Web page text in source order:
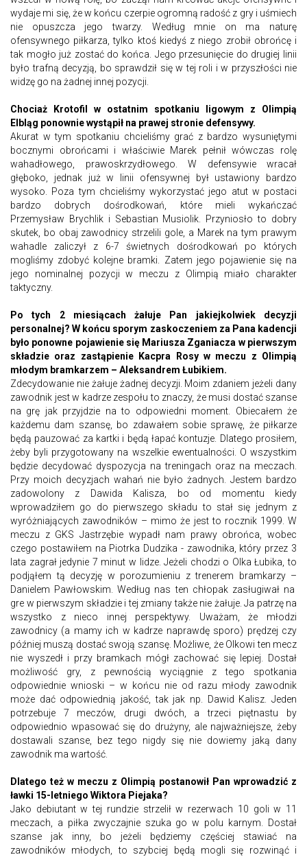
wydaje mi się, że w końcu czerpie ogromną radość z gry i uśmiech
nie opuszcza jego twarzy. Według mnie on ma naturę
ofensywnego piłkarza, tylko ktoś kiedyś z niego zrobił obrońcę i
tak mogło już zostać do końca. Jego przesunięcie do drugiej linii
było trafną decyzją, bo sprawdził się w tej roli i w przyszłości nie
widzę go na żadnej innej pozycji.
Chociaż Krotofil w ostatnim spotkaniu ligowym z Olimpią
Elbląg ponownie wystąpił na prawej stronie defensywy.
Akurat w tym spotkaniu chcieliśmy grać z bardzo wysuniętymi
bocznymi obrońcami i właściwie Marek pełnił wówczas rolę
wahadłowego, prawoskrzydłowego. W defensywie wracał
głęboko, jednak już w linii ofensywnej był ustawiony bardzo
wysoko. Poza tym chcieliśmy wykorzystać jego atut w postaci
bardzo dobrych dośrodkowań, które mieli wykańczać
Przemysław Brychlik i Sebastian Musiolik. Przyniosło to dobry
skutek, bo obaj zawodnicy strzelili gole, a Marek na tym prawym
wahadle zaliczył z 6-7 świetnych dośrodkowań po których
mogliśmy zdobyć kolejne bramki. Zatem jego pojawienie się na
jego nominalnej pozycji w meczu z Olimpią miało charakter
taktyczny.
Po tych 2 miesiącach żałuje Pan jakiejkolwiek decyzji
personalnej? W końcu sporym zaskoczeniem za Pana kadencji
było ponowne pojawienie się Mariusza Zganiacza w pierwszym
składzie oraz zastąpienie Kacpra Rosy w meczu z Olimpią
młodym bramkarzem – Aleksandrem Łubikiem.
Zdecydowanie nie żałuje żadnej decyzji. Moim zdaniem jeżeli dany
zawodnik jest w kadrze zespołu to znaczy, że musi dostać szanse
na grę jak przyjdzie na to odpowiedni moment. Obiecałem że
każdemu dam szansę, bo zdawałem sobie sprawę, że piłkarze
będą pauzować za kartki i będą łapać kontuzje. Dlatego prosiłem,
żeby byli przygotowany na wszelkie ewentualności. O wszystkim
będzie decydować dyspozycja na treningach oraz na meczach.
Przy moich decyzjach wahań nie było żadnych. Jestem bardzo
zadowolony z Dawida Kalisza, bo od momentu kiedy
wprowadziłem go do pierwszego składu to stał się jednym z
wyróżniających zawodników – mimo że jest to rocznik 1999. W
meczu z GKS Jastrzębie wypadł nam prawy obrońca, wobec
czego postawiłem na Piotrka Dudzika - zawodnika, który przez 3
lata zagrał jedynie 7 minut w lidze. Jeżeli chodzi o Olka Łubika, to
podjąłem tą decyzję w porozumieniu z trenerem bramkarzy –
Danielem Pawłowskim. Według nas ten chłopak zasługiwał na
gre w pierwszym składzie i tej zmiany także nie żałuje. Ja patrzę na
wszystko z nieco innej perspektywy. Uważam, że młodzi
zawodnicy (a mamy ich w kadrze naprawdę sporo) prędzej czy
później muszą dostać swoją szansę. Możliwe, że Olkowi ten mecz
nie wyszedł i przy bramkach mógł zachować się lepiej. Dostał
możliwość gry, z pewnością wyciągnie z tego spotkania
odpowiednie wnioski – w końcu nie od razu młody zawodnik
może dać odpowiednią jakość, tak jak np. Dawid Kalisz. Jeden
potrzebuje 7 meczów, drugi dwóch, a trzeci piętnastu by
odpowiednio wpasować się do drużyny, ale najważniejsze, żeby
dostawali szanse, bez tego nigdy się nie dowiemy jaką dany
zawodnik ma wartość.
Dlatego też w meczu z Olimpią postanowił Pan wprowadzić z
ławki 15-letniego Wiktora Piejaka?
Jako debiutant w tej rundzie strzelił w rezerwach 10 goli w 11
meczach, a piłka zwyczajnie szuka go w polu karnym. Dostał
szanse jak inny, bo jeżeli będziemy częściej stawiać na
zawodników młodych, to szybciej będą mogli się rozwinąć i